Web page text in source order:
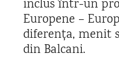
inclus într-un
Europene –
diferența, menit
din Balcani.